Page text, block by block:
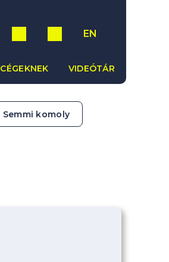
EN
CÉGEKNEK VIDEÓTÁR
Semmi komoly